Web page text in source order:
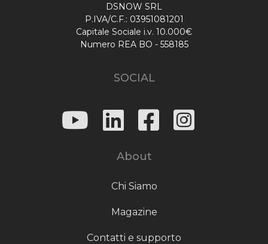
DSNOW SRL
P.IVA/C.F.: 03951081201
Capitale Sociale i.v. 10.000€
Numero REA BO - 558185
SOCIAL
About
Chi Siamo
Magazine
Contatti e supporto